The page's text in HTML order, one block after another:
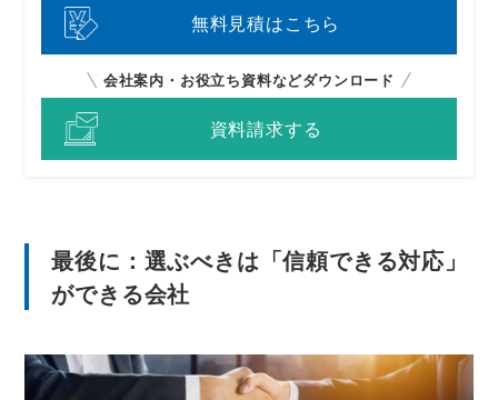
無料見積はこちら
会社案内・お役立ち資料などダウンロード
資料請求する
最後に：選ぶべきは「信頼できる対応」
ができる会社